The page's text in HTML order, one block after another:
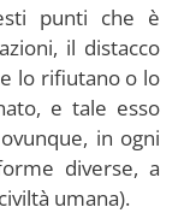
punti che è
il distacco
lo rifiutano o lo
e tale esso
in ogni
diverse, a
umana).